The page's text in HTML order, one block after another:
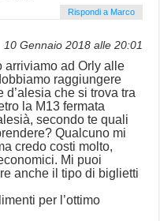
Rispondi a Marco
10 Gennaio 2018 alle 20:01
arriviamo ad Orly alle
raggiungere
d’alesia che si trova tra
la M13 fermata
secondo te quali
Qualcuno mi
credo costi molto,
Mi puoi
anche il tipo di biglietti
per l’ottimo